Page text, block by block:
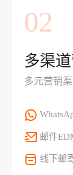
02
多渠
多元营销
邮件
线下邮